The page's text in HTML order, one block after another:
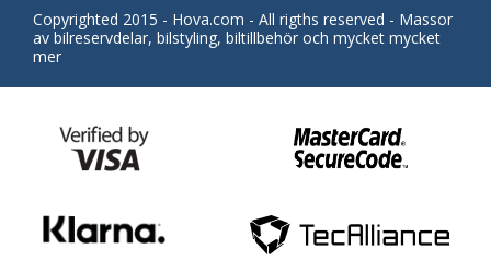
Copyrighted 2015 - Hova.com - All rigths reserved - Massor
av bilreservdelar, bilstyling, biltillbehör och mycket mycket
mer